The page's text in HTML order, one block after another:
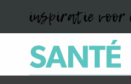
inspiratie voor